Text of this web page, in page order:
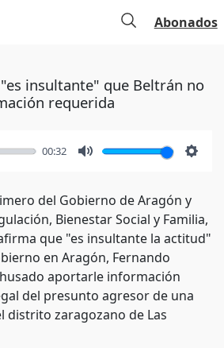
Abonados
insultante" que Beltrán no
requerida
00:32
del Gobierno de Aragón y
Bienestar Social y Familia,
que "es insultante la actitud"
en Aragón, Fernando
aportarle información
del presunto agresor de una
distrito zaragozano de Las